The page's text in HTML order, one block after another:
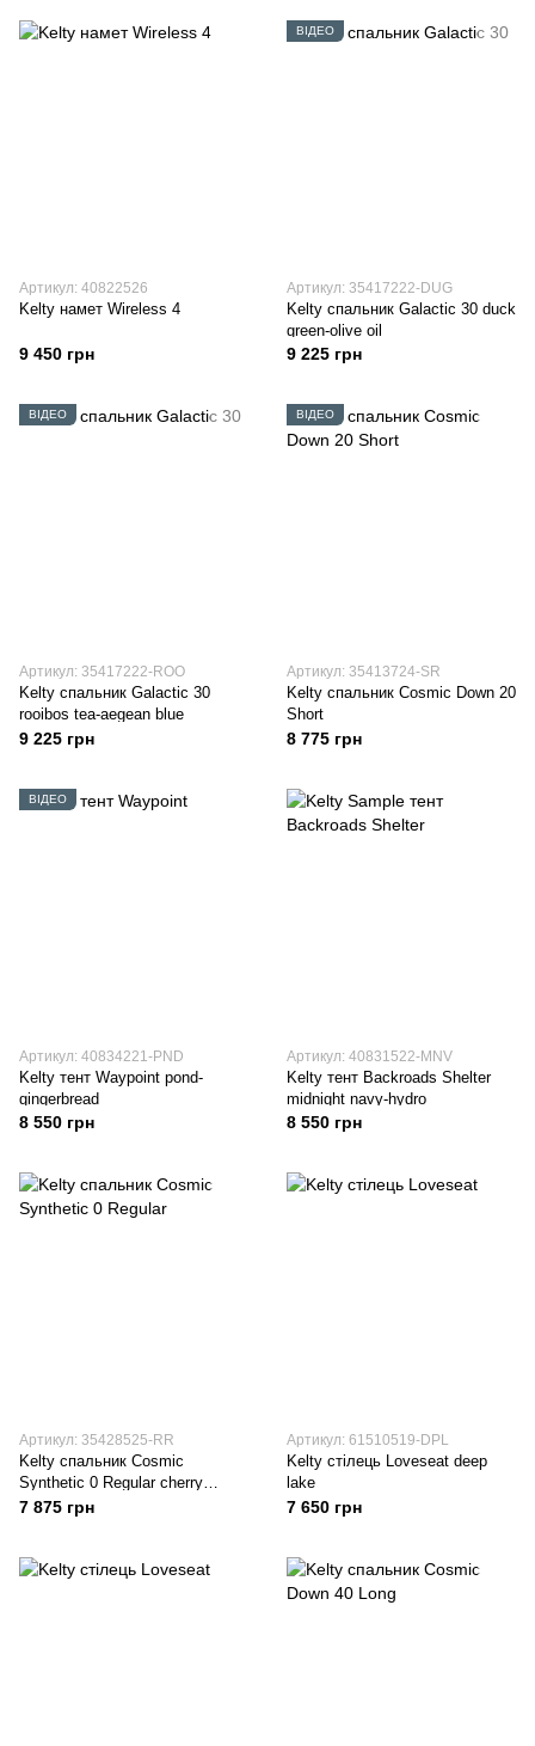
Артикул: 40822526
Kelty намет Wireless 4
9 450 грн
ВІДЕО
Артикул: 35417222-DUG
Kelty спальник Galactic 30 duck
green-olive oil
9 225 грн
ВІДЕО
Артикул: 35417222-ROO
Kelty спальник Galactic 30
rooibos tea-aegean blue
9 225 грн
ВІДЕО
Артикул: 35413724-SR
Kelty спальник Cosmic Down 20
Short
8 775 грн
ВІДЕО
Артикул: 40834221-PND
Kelty тент Waypoint pond-
gingerbread
8 550 грн
Артикул: 40831522-MNV
Kelty тент Backroads Shelter
midnight navy-hydro
8 550 грн
Артикул: 35428525-RR
Kelty спальник Cosmic
Synthetic 0 Regular cherry
mahogany-cinnamon stick
7 875 грн
Артикул: 61510519-DPL
Kelty стілець Loveseat deep
lake
7 650 грн